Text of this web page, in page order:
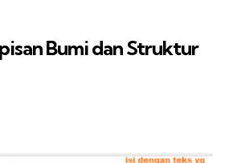
Bumi dan Struktur